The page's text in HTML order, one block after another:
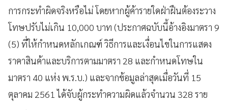
การกระทำผิดจริงหรือไม่ โดยหากผู้ค้ารายใดฝ่าฝืนต้องระวาง
โทษปรับไม่เกิน 10,000 บาท (ประกาศฉบับนี้อ้างอิงมาตรา 9
(5) ที่ให้กำหนดหลักเกณฑ์ วิธีการและเงื่อนไขในการแสดง
ราคาสินค้าและบริการตามมาตรา 28 และกำหนดโทษใน
มาตรา 40 แห่ง พ.ร.บ.) และจากข้อมูลล่าสุดเมื่อวันที่ 15
ตุลาคม 2561 ได้จับผู้กระทำความผิดแล้วจำนวน 328 ราย